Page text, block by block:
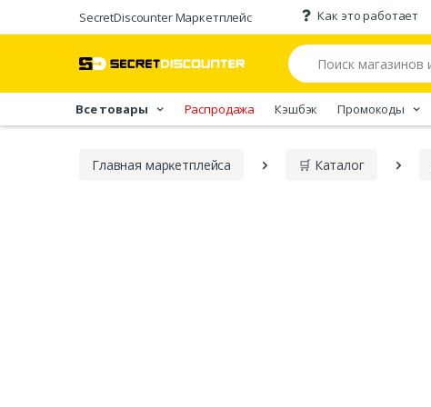
SecretDiscounter Маркетплейс Как это работает
Все товары Распродажа Кэшбэк Промокоды
Главная марĸетплейса 🛒 Каталог